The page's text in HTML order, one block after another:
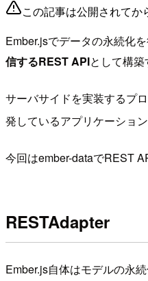
この記事は公開されてか
Ember.jsでデータの永続化
信するREST APIとして構築
サーバサイドを実装するプ
発しているアプリケーショ
今回はember-dataでREST
RESTAdapter
Ember.js自体はモデルの永